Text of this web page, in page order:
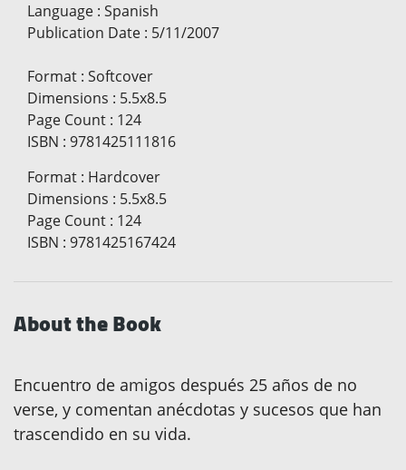
Language : Spanish
Publication Date : 5/11/2007
Format : Softcover
Dimensions : 5.5x8.5
Page Count : 124
ISBN : 9781425111816
Format : Hardcover
Dimensions : 5.5x8.5
Page Count : 124
ISBN : 9781425167424
About the Book
Encuentro de amigos después 25 años de no
verse, y comentan anécdotas y sucesos que han
trascendido en su vida.